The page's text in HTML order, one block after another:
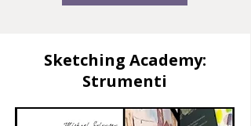
Sketching Academy:
Strumenti